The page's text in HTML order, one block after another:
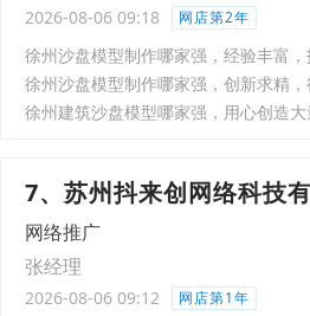
2026-08-06 09:18 网店第2年
徐州沙盘模型制作哪家强，经验丰富
徐州沙盘模型制作哪家强，创新求精
徐州建筑沙盘模型哪家强，用心创造
7、苏州抖来创网络科技
网络推广
张经理
2026-08-06 09:12 网店第1年